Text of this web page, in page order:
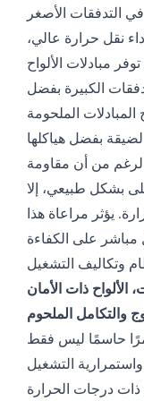
نقل حرارة عالي،
مبادلات الألواح
الكبيرة بفضل
المبادلات الملحومة
بفضل هياكلها
من أن مقاومة
بشكل طبيعي، إلا
يؤثر مراعاة هذا
على الكفاءة
الألواح ذات الأمان
والتكامل الملحوم
حاسمًا ليس فقط
واستمرارية التشغيل
ذات درجات الحرارة